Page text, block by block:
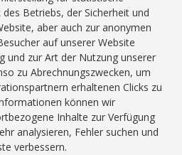
Betriebs, der Sicherheit und
aber auch zur anonymen
auf unserer Website
und zur Art der Nutzung unserer
zu Abrechnungszwecken, um
erhaltenen Clicks zu
können wir
Inhalte zur Verfügung
analysieren, Fehler suchen und
verbessern.